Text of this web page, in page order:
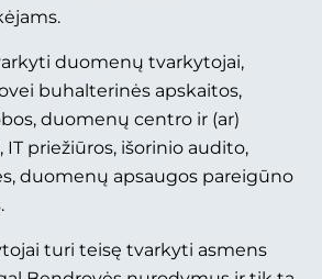
duomenų tvarkytojai,
buhalterinės apskaitos,
duomenų centro ir (ar)
priežiūros, išorinio audito,
duomenų apsaugos pareigūno
turi teisę tvarkyti asmens